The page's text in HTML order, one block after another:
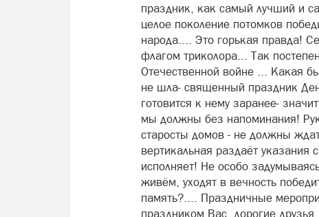
праздник, как самый лучший и
целое поколение потомков
народа.... Это горькая правда!
флагом триколора... Так
Отечественной войне ... Какая
не шла- священный праздник
готовится к нему заранее-
мы должны без напоминания!
старосты домов - не должны
вертикальная раздаёт указания
исполняет! Не особо
живём, уходят в вечность
память?.... Праздничные
праздником Вас, дорогие